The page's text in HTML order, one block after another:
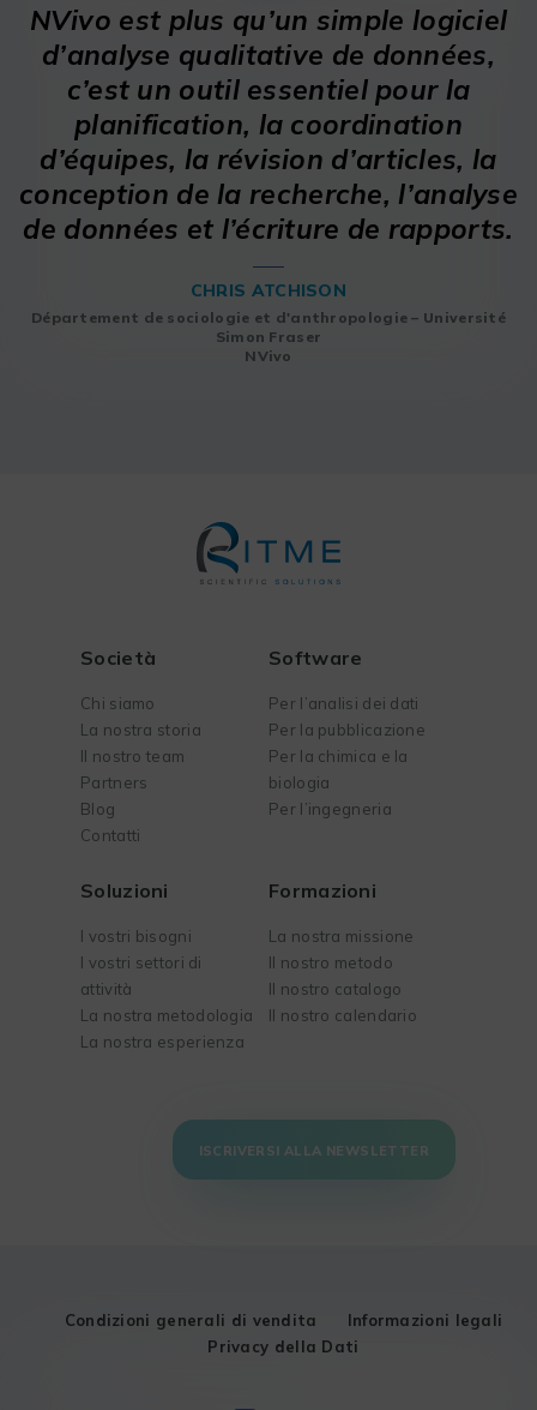
NVivo est plus qu’un simple logiciel
d’analyse qualitative de données,
c’est un outil essentiel pour la
planification, la coordination
d’équipes, la révision d’articles, la
conception de la recherche, l’analyse
de données et l’écriture de rapports.
CHRIS ATCHISON
Département de sociologie et d'anthropologie – Université
Simon Fraser
NVivo
Società
Chi siamo
La nostra storia
Il nostro team
Partners
Blog
Contatti
Software
Per l’analisi dei dati
Per la pubblicazione
Per la chimica e la
biologia
Per l’ingegneria
Soluzioni
I vostri bisogni
I vostri settori di
attività
La nostra metodologia
La nostra esperienza
Formazioni
La nostra missione
Il nostro metodo
Il nostro catalogo
Il nostro calendario
ISCRIVERSI ALLA NEWSLETTER
Condizioni generali di vendita
Informazioni legali
Privacy della Dati